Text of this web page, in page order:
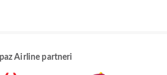
Airline partneri